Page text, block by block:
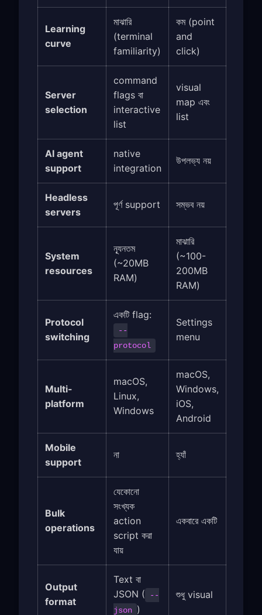
Learning
curve
মাঝারি
(terminal
familiarity)
কম (point
and
click)
Server
selection
command
flags বা
interactive
list
visual
map এবং
list
AI agent
support
native
integration
উপলভ্য নয়
Headless
servers
পূর্ণ support সম্ভব নয়
System
resources
ন্যূনতম
(~20MB
RAM)
মাঝারি
(~100-
200MB
RAM)
Protocol
switching
একটি flag:
--
protocol
Settings
menu
Multi-
platform
macOS,
Linux,
Windows
macOS,
Windows,
iOS,
Android
Mobile
support
না হ্যাঁ
Bulk
operations
যেকোনো
সংখ্যক
action
script করা
যায়
একবারে একটি
Output
format
Text বা
JSON (
--
json )
শুধু visual